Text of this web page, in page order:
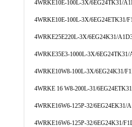
4WRKE10E-100L-3X/6EG24TK31/
4WRKE10E-100L-3X/6EG24ETK31/
4WRKE25E220L-3X/6EG24K31/
4WRKE35E3-1000L-3X/
4WRKE10W8-100L-3X/6EG24K31/
4WRKE 16 W8-200L-31/
4WRKE16W6-125P-32/6EG24EK31/
4WRKE16W6-125P-32/6EG24K31/